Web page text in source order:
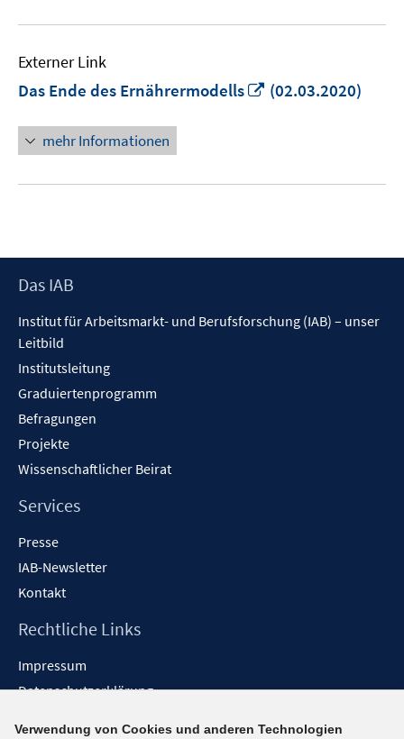
Externer Link
Das Ende des Ernährermodells
In
(02.03.2020)
mehr Informationen
Footer
Das IAB
Institut für Arbeitsmarkt- und Berufsforschung (IAB) – unser
Leitbild
Institutsleitung
Graduiertenprogramm
Befragungen
Projekte
Wissenschaftlicher Beirat
Services
Presse
IAB-Newsletter
Kontakt
Rechtliche Links
Impressum
Datenschutzerklärung
Verwendung von Cookies und anderen Technologien